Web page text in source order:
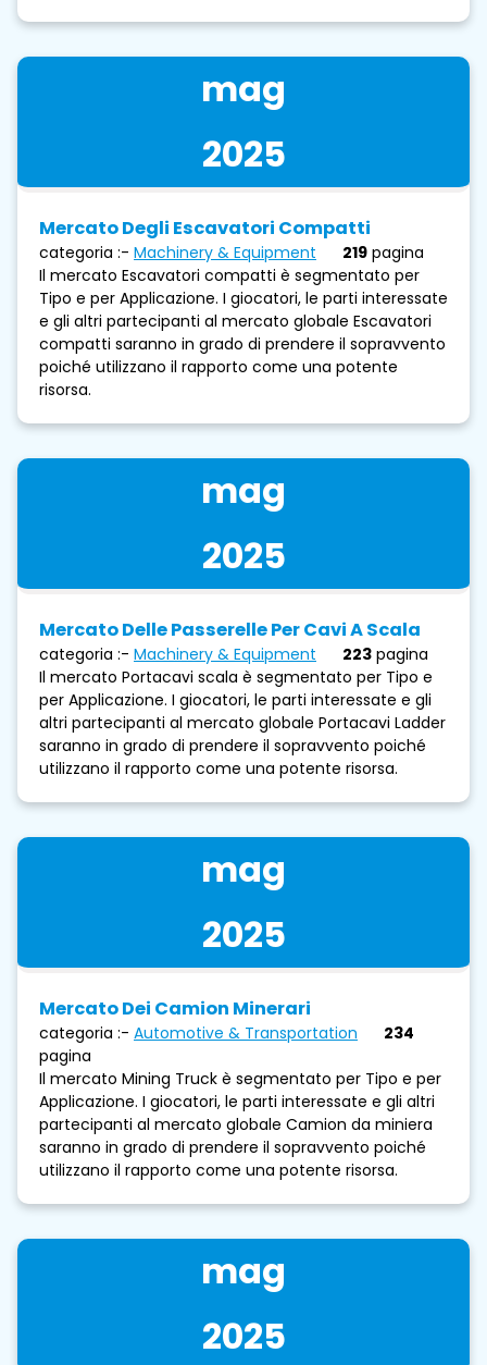
mag
2025
Mercato Degli Escavatori Compatti
categoria :- Machinery & Equipment 219 pagina
Il mercato Escavatori compatti è segmentato per
Tipo e per Applicazione. I giocatori, le parti interessate
e gli altri partecipanti al mercato globale Escavatori
compatti saranno in grado di prendere il sopravvento
poiché utilizzano il rapporto come una potente
risorsa.
mag
2025
Mercato Delle Passerelle Per Cavi A Scala
categoria :- Machinery & Equipment 223 pagina
Il mercato Portacavi scala è segmentato per Tipo e
per Applicazione. I giocatori, le parti interessate e gli
altri partecipanti al mercato globale Portacavi Ladder
saranno in grado di prendere il sopravvento poiché
utilizzano il rapporto come una potente risorsa.
mag
2025
Mercato Dei Camion Minerari
categoria :- Automotive & Transportation
234
pagina
Il mercato Mining Truck è segmentato per Tipo e per
Applicazione. I giocatori, le parti interessate e gli altri
partecipanti al mercato globale Camion da miniera
saranno in grado di prendere il sopravvento poiché
utilizzano il rapporto come una potente risorsa.
mag
2025